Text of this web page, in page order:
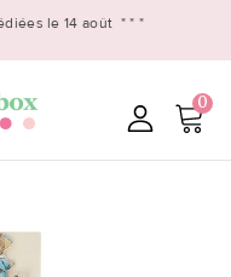
le 14 août * * *
0